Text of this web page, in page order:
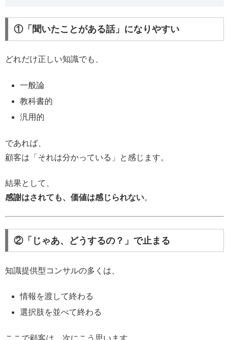
①「聞いたことがある話」になりやすい
どれだけ正しい知識でも、
一般論
教科書的
汎用的
であれば、
顧客は「それは分かっている」と感じます。
結果として、
感謝はされても、価値は感じられない。
②「じゃあ、どうするの？」で止まる
知識提供型コンサルの多くは、
情報を渡して終わる
選択肢を並べて終わる
ここで顧客は、次にこう思います。